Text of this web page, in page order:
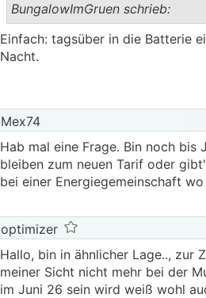
BungalowImGruen schrieb:
──────..
Warrender schrieb: und davon
Nein, das sind schon die 60%.
───────────────
Alles klar, danke! Dann ist
Was mir nicht klar ist, wie ich
Einfach: tagsüber in die Batterie
Nacht.
Mex74
Hab mal eine Frage. Bin noch bis
bleiben zum neuen Tarif oder
bei einer Energiegemeinschaft
optimizer
Hallo, bin in ähnlicher Lage.., zur
meiner Sicht nicht mehr bei der
im Juni 26 sein wird weiß wohl